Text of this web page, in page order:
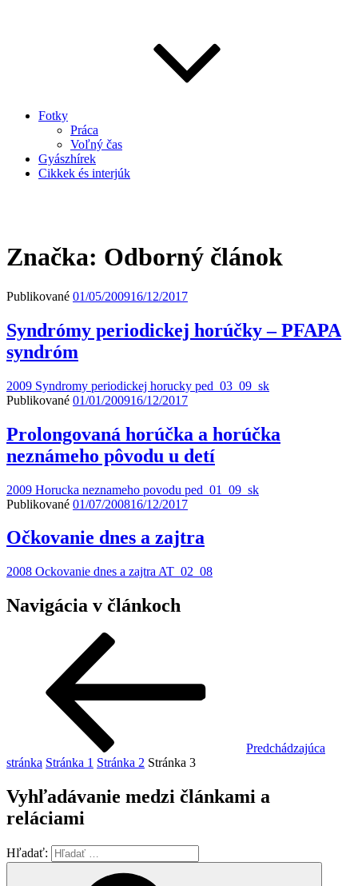
Fotky
Práca
Voľný čas
Gyászhírek
Cikkek és interjúk
Značka: Odborný článok
Publikované 01/05/200916/12/2017
Syndrómy periodickej horúčky – PFAPA
syndróm
2009 Syndromy periodickej horucky ped_03_09_sk
Publikované 01/01/200916/12/2017
Prolongovaná horúčka a horúčka
neznámeho pôvodu u detí
2009 Horucka neznameho povodu ped_01_09_sk
Publikované 01/07/200816/12/2017
Očkovanie dnes a zajtra
2008 Ockovanie dnes a zajtra AT_02_08
Navigácia v článkoch
Predchádzajúca
stránka Stránka 1 Stránka 2 Stránka 3
Vyhľadávanie medzi článkami a
reláciami
Hľadať: